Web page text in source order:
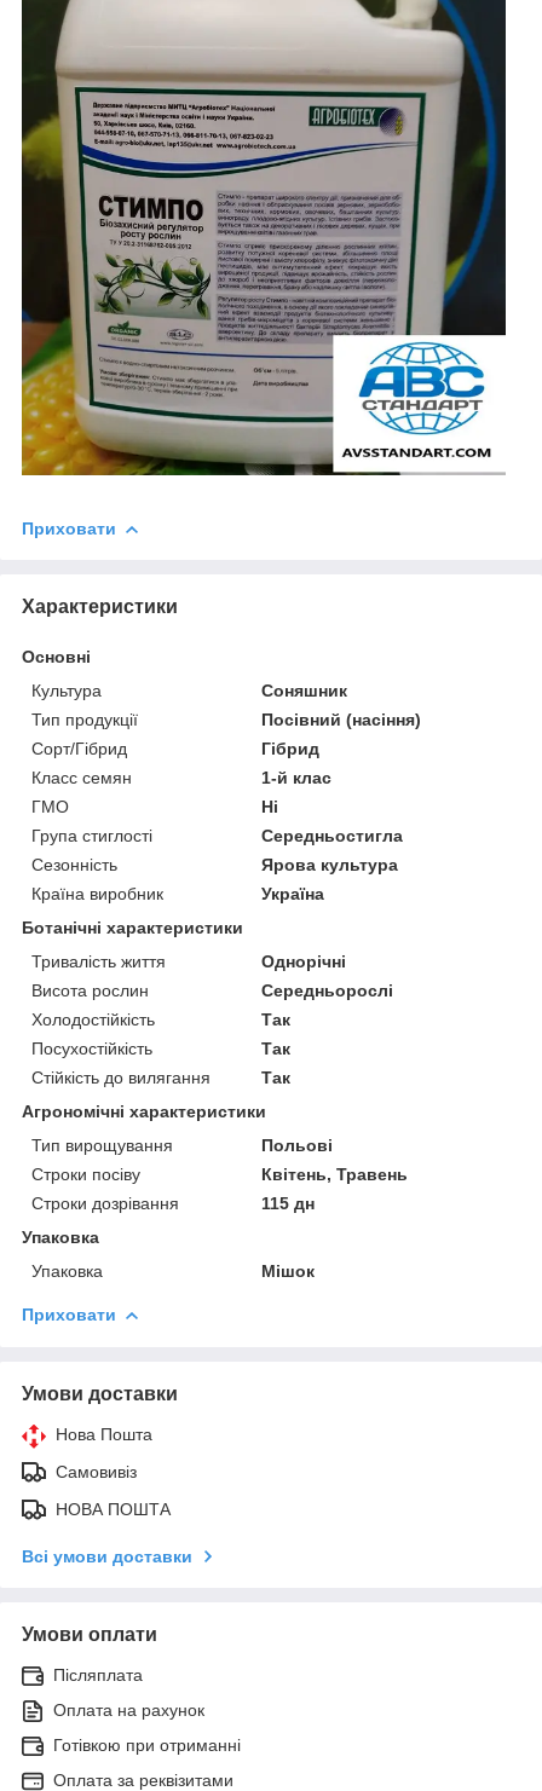
Приховати
Характеристики
Основні
Культура
Соняшник
Тип продукції
Посівний (насіння)
Сорт/Гібрид
Гібрид
Класс семян
1-й клас
ГМО
Ні
Група стиглості
Середньостигла
Сезонність
Ярова культура
Країна виробник
Україна
Ботанічні характеристики
Тривалість життя
Однорічні
Висота рослин
Середньорослі
Холодостійкість
Так
Посухостійкість
Так
Стійкість до вилягання
Так
Агрономічні характеристики
Тип вирощування
Польові
Строки посіву
Квітень, Травень
Строки дозрівання
115 дн
Упаковка
Упаковка
Мішок
Приховати
Умови доставки
Нова Пошта
Самовивіз
НОВА ПОШТА
Всі умови доставки
Умови оплати
Післяплата
Оплата на рахунок
Готівкою при отриманні
Оплата за реквізитами